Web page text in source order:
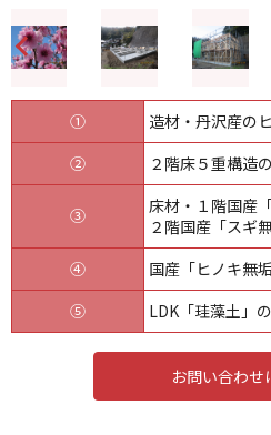
①
造材・丹沢産の
②
２階床５重構造
③
床材・１階国産
２階国産「ス
④
国産「ヒノキ無
⑤
LDK「珪藻土」
お問い合わせ